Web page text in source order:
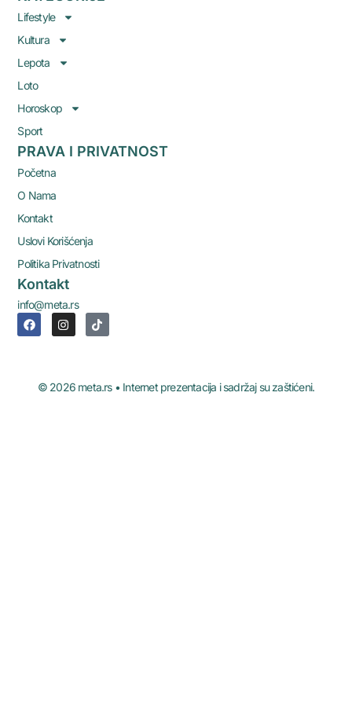
Lifestyle
Kultura
Lepota
Loto
Horoskop
Sport
PRAVA I PRIVATNOST
Početna
O Nama
Kontakt
Uslovi Korišćenja
Politika Privatnosti
Kontakt
info@meta.rs
© 2026 meta.rs • Internet prezentacija i sadržaj su zaštićeni.